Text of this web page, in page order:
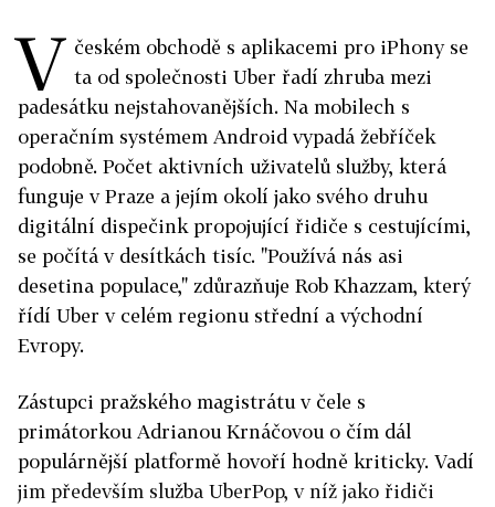
V českém obchodě s aplikacemi pro iPhony se
ta od společnosti Uber řadí zhruba mezi
padesátku nejstahovanějších. Na mobilech s
operačním systémem Android vypadá žebříček
podobně. Počet aktivních uživatelů služby, která
funguje v Praze a jejím okolí jako svého druhu
digitální dispečink propojující řidiče s cestujícími,
se počítá v desítkách tisíc. "Používá nás asi
desetina populace," zdůrazňuje Rob Khazzam, který
řídí Uber v celém regionu střední a východní
Evropy.
Zástupci pražského magistrátu v čele s
primátorkou Adrianou Krnáčovou o čím dál
populárnější platformě hovoří hodně kriticky. Vadí
jim především služba UberPop, v níž jako řidiči